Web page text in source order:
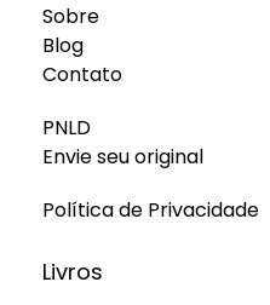
Sobre
Blog
Contato
PNLD
Envie seu original
Política de Privacidade
Livros